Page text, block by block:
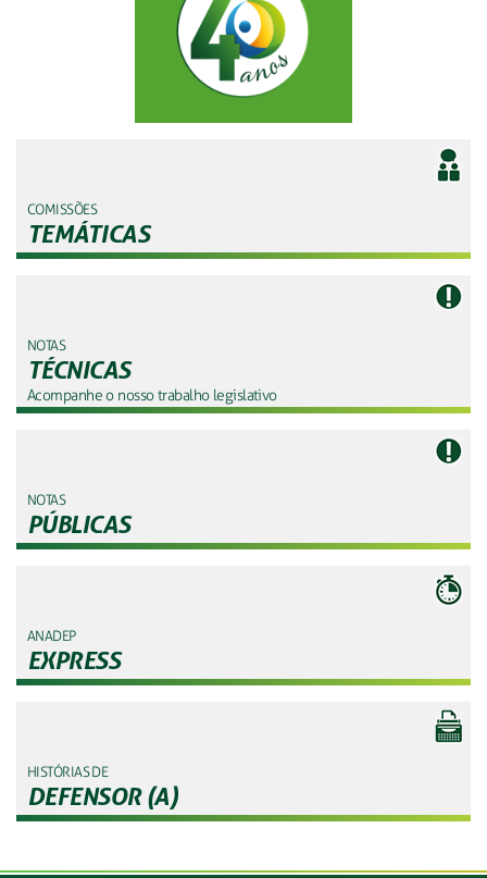
COMISSÕES
TEMÁTICAS
NOTAS
TÉCNICAS
Acompanhe o nosso trabalho legislativo
NOTAS
PÚBLICAS
ANADEP
EXPRESS
HISTÓRIAS DE
DEFENSOR (A)